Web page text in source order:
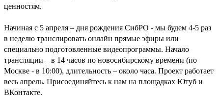
ценностям.
Начиная с 5 апреля – дня рождения СибРО - мы будем 4-5 раз
в неделю транслировать онлайн прямые эфиры или
специально подготовленные видеопрограммы. Начало
трансляции – в 14 часов по новосибирскому времени (по
Москве - в 10:00), длительность – около часа. Проект работает
весь апрель. Присоединяйтесь к нам на площадках Ютуб и
ВКонтакте.